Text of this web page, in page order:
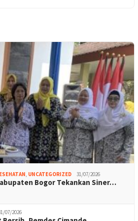
, UNCATEGORIZED 31/07/2026
Bogor Tekankan Siner…
07/2026